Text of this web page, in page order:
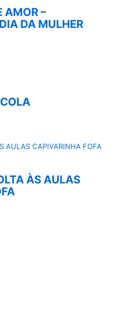
AMOR –
DA MULHER
ÀS AULAS